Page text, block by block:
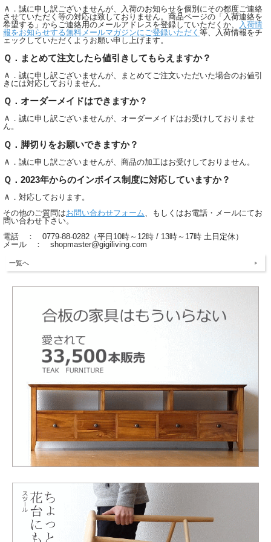
Ａ．誠に申し訳ございませんが、入荷のお知らせを個別にその都度ご連絡
させていただく等の対応は致しておりません。商品ページの「入荷連絡を
希望する」からご連絡用のメールアドレスを登録していただくか、
入荷情
報をお知らせする無料メールマガジンにご登録いただく 等、入荷情報をチ
ェックしていただくようお願い申し上げます。
Ｑ．まとめて注文したら値引きしてもらえますか？
Ａ．誠に申し訳ございませんが、まとめてご注文いただいた場合のお値引
きには対応しておりません。
Ｑ．オーダーメイドはできますか？
Ａ．誠に申し訳ございませんが、オーダーメイドはお受けしておりませ
ん。
Ｑ．脚切りをお願いできますか？
Ａ．誠に申し訳ございませんが、商品の加工はお受けしておりません。
Ｑ．2023年からのインボイス制度に対応していますか？
Ａ．対応しております。
その他のご質問はお問い合わせフォーム、もしくはお電話・メールにてお
問い合わせ下さい。
電話 ： 0779-88-0282（平日10時～12時 / 13時～17時 土日定休）
メール ： shopmaster@gigiliving.com
一覧へ